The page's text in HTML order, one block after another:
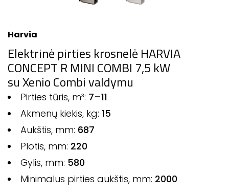
Harvia
Elektrinė pirties krosnelė HARVIA
CONCEPT R MINI COMBI 7,5 kW
su Xenio Combi valdymu
Pirties tūris, m³: 7–11
Akmenų kiekis, kg: 15
Aukštis, mm: 687
Plotis, mm: 220
Gylis, mm: 580
Minimalus pirties aukštis, mm: 2000